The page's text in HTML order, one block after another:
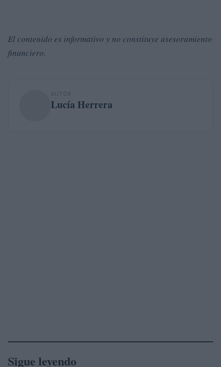
El contenido es informativo y no constituye asesoramiento
financiero.
AUTOR
Lucía Herrera
Sigue leyendo